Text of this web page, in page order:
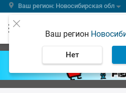
Ваш регион: Новосибирская обл
Ваш регион
Нет